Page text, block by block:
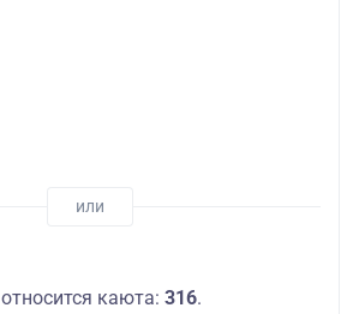
относится каюта: 316.